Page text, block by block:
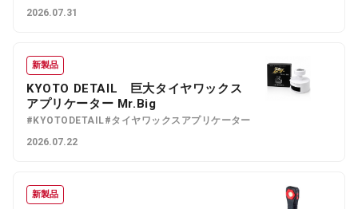
2026.07.31
新製品
KYOTO DETAIL 巨大タイヤワックス
アプリケーター Mr.Big
#KYOTODETAIL#タイヤワックスアプリケーター
2026.07.22
新製品